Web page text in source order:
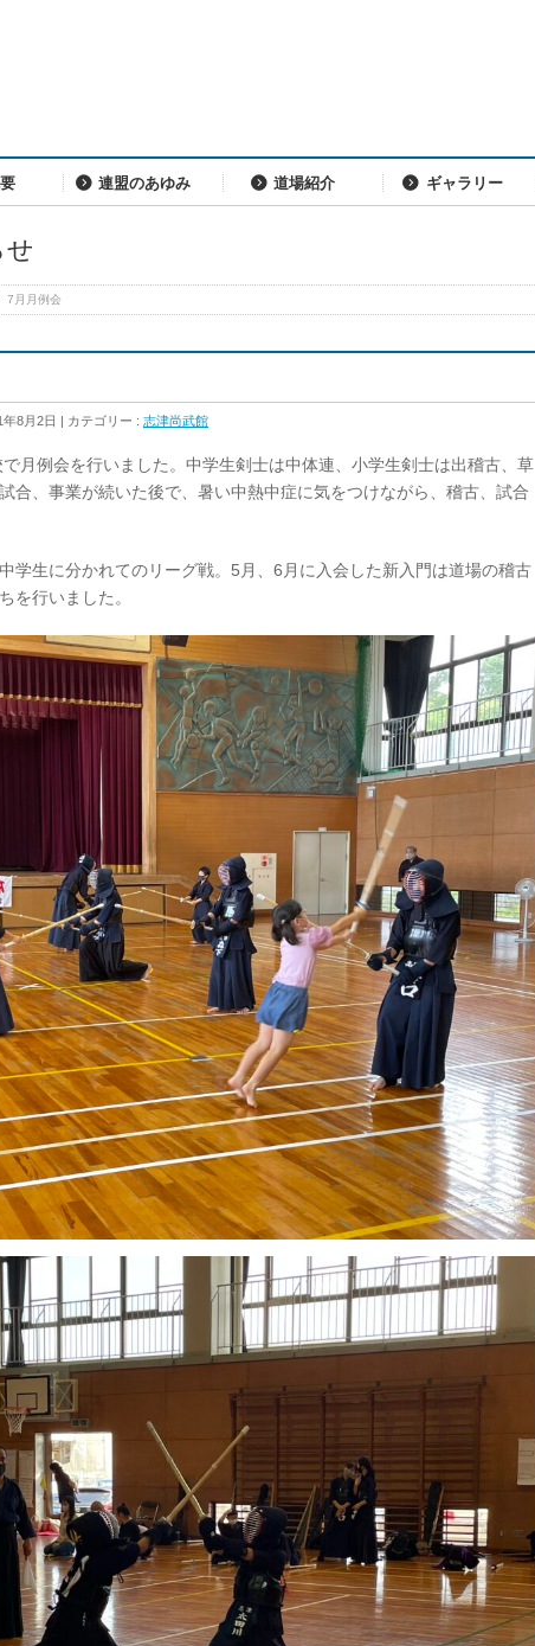
連盟のあゆみ 道場紹介 ギャラリー
せ
7月月例会
8月2日 カテゴリー : 志津尚武館
月例会を行いました。中学生剣士は中体連、小学生剣士は出稽古、草
合、事業が続いた後で、暑い中熱中症に気をつけながら、稽古、試合
学生に分かれてのリーグ戦。5月、6月に入会した新入門は道場の稽古
を行いました。